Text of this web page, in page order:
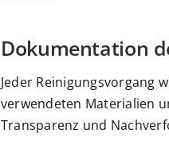
Dokumentation
Jeder Reinigungsvorgang
verwendeten Materialien
Transparenz und